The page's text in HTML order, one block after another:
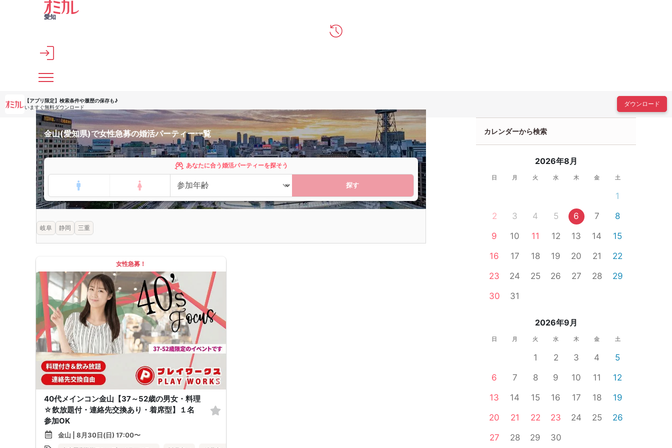
メインコンテンツへスキップ
愛知
【アプリ限定】 検索条件や履歴の保存も♪
いますぐ無料ダウンロード
ダウンロード
金山(愛知県)で女性急募の婚活パーティー一覧
あなたに合う婚活パーティーを探そう
探す
岐阜 静岡 三重
女性急募！
40代メインコン金山【37～52歳の男女・料理
☆飲放題付・連絡先交換あり・着席型】１名
参加OK
金山 | 8月30日(日) 17:00〜
カレンダーから検索
2026年8月
日 月 火 水 木 金 土
1
2
3 4 5 6 7
8
9
10 11 12 13 14
15
16
17 18 19 20 21
22
23
24 25 26 27 28
29
30
31
2026年9月
日 月 火 水 木 金 土
1 2 3 4
5
6
7 8 9 10 11
12
13
14 15 16 17 18
19
20
21 22 23 24 25
26
27
28 29 30